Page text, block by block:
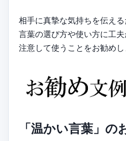
相手に真摯な気持ちを伝える
言葉の選び方や使い方に工夫
注意して使うことをお勧めし
「温かい言葉」の